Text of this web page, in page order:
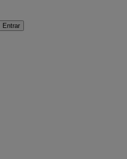
Entrar